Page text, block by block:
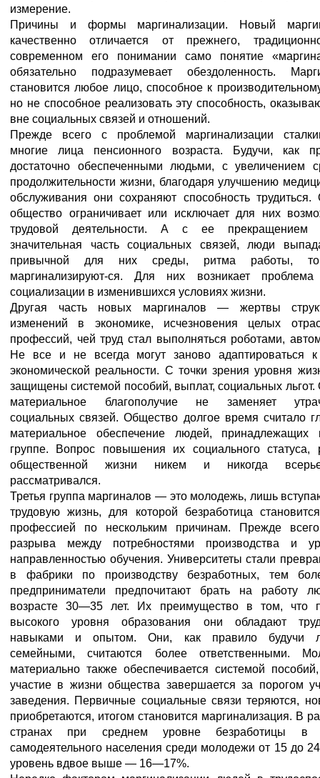
измерение.
Причины и формы маргинализации. Новый
качественно отличается от прежнего,
современном его понимании само понятие
обязательно подразумевает обездоленность.
становится любое лицо, способное к
но не способное реализовать эту способность,
вне социальных связей и отношений.
Прежде всего с проблемой маргинализации
многие лица пенсионного возраста. Будучи, как
достаточно обеспеченными людьми, с увеличением
продолжительности жизни, благодаря улучшению
обслуживания они сохраняют способность трудиться.
общество ограничивает или исключает для них
трудовой деятельности. А с ее прекращением
значительная часть социальных связей, люди
привычной для них среды, ритма работы,
маргинализируют-ся. Для них возникает
социализации в изменившихся условиях жизни.
Другая часть новых маргиналов — жертвы
изменений в экономике, исчезновения целых
профессий, чей труд стал выполняться роботами,
Не все и не всегда могут заново адаптироваться
экономической реальности. С точки зрения уровня
защищены системой пособий, выплат, социальных льгот.
материальное благополучие не заменяет
социальных связей. Общество долгое время считало
материальное обеспечение людей, принадлежащих
группе. Вопрос повышения их социального статуса,
общественной жизни никем и никогда
рассматривался.
Третья группа маргиналов — это молодежь, лишь
трудовую жизнь, для которой безработица
профессией по нескольким причинам. Прежде
разрыва между потребностями производства и
направленностью обучения. Университеты стали
в фабрики по производству безработных, тем
предприниматели предпочитают брать на работу
возрасте 30—35 лет. Их преимущество в том, что
высокого уровня образования они обладают
навыками и опытом. Они, как правило будучи
семейными, считаются более ответственными.
материально также обеспечивается системой
участие в жизни общества завершается за порогом
заведения. Первичные социальные связи теряются,
приобретаются, итогом становится маргинализация. В
странах при среднем уровне безработицы в
самодеятельного населения среди молодежи от 15 до
уровень вдвое выше — 16—17%.